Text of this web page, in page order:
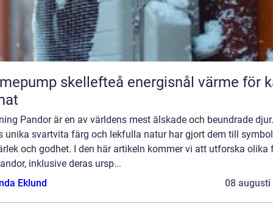
skellefteå energisnål värme för kallt
Pandor är en av världens mest älskade och beundrade djur.
unika svartvita färg och lekfulla natur har gjort dem till
och godhet. I den här artikeln kommer vi att utforska olika
inklusive deras ursp...
Eklund
08 augusti